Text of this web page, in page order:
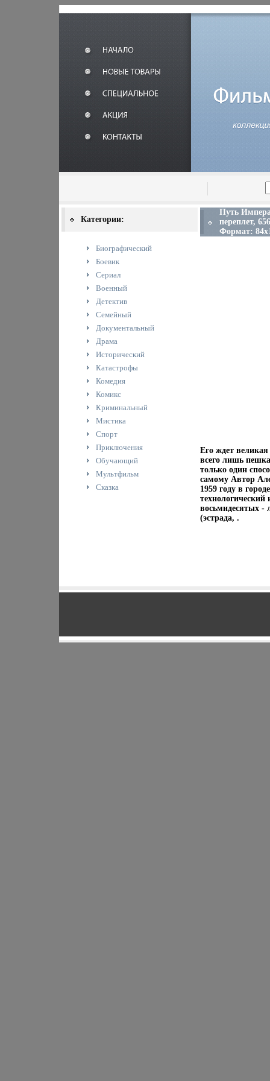
Категории:
Биографический
Боевик
Сериал
Военный
Детектив
Семейный
Документальный
Драма
Исторический
Катастрофы
Комедия
Комикс
Криминальный
Мистика
Спорт
Приключения
Обучающий
Мультфильм
Сказка
Путь
переплет,
Формат:
Его ждет
всего лишь
только один
самому Автор
1959 году в
технологический
восьмидесятых -
(эстрада, .